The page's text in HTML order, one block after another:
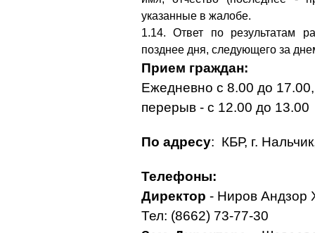
указанные в жалобе.
1.14. Ответ по результатам
позднее дня, следующего за
Прием граждан:
Ежедневно с 8.00 до
перерыв - с 12.00 до 13.00
По адресу: КБР, г.
Телефоны:
Директор - Ниров
Тел: (8662) 73-77-30